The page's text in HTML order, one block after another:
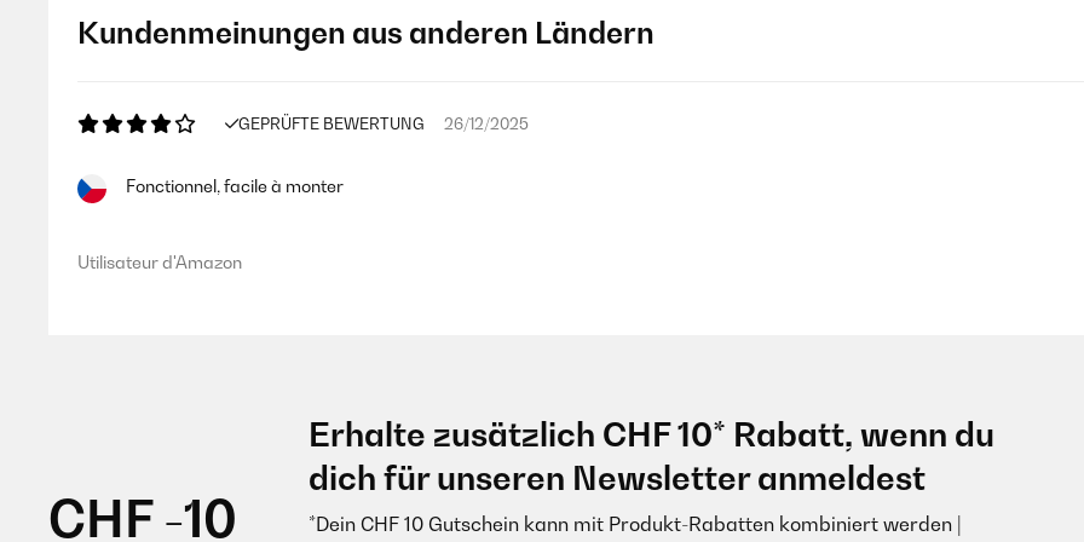
Kundenmeinungen aus anderen Ländern
GEPRÜFTE BEWERTUNG 26/12/2025
Fonctionnel, facile à monter
Utilisateur d'Amazon
CHF -10
Erhalte zusätzlich CHF 10* Rabatt, wenn du
dich für unseren Newsletter anmeldest
*Dein CHF 10 Gutschein kann mit Produkt-Rabatten kombiniert werden |